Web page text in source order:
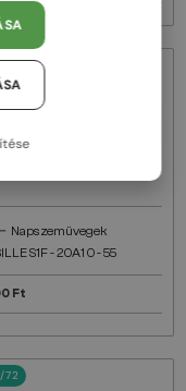
72
Napszemüvegek
S1F - 20A1 O - 55
Ft
72